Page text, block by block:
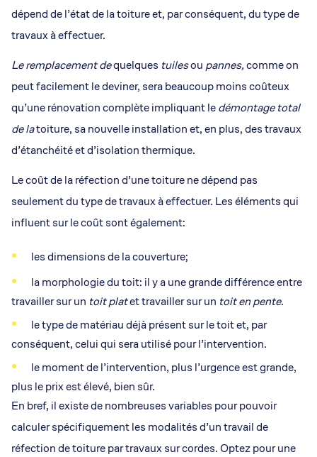
dépend de l’état de la toiture et, par conséquent, du type de
travaux à effectuer.
Le remplacement dequelques tuilesou pannes,comme on
peut facilement le deviner, sera beaucoup moins coûteux
qu’une rénovation complète impliquant ledémontage total
de latoiture, sa nouvelle installation et, en plus, des travaux
d’étanchéité et d’isolation thermique.
Le coût de la réfection d’une toiture ne dépend pas
seulement du type de travaux à effectuer. Les éléments qui
influent sur le coût sont également:
les dimensions de la couverture;
la morphologie du toit: il y a une grande différence entre
travailler sur un toit platet travailler sur un toit en pente.
le type de matériau déjà présent sur le toit et, par
conséquent, celui qui sera utilisé pour l’intervention.
le moment de l’intervention, plus l’urgence est grande,
plus le prix est élevé, bien sûr.
En bref, il existe de nombreuses variables pour pouvoir
calculer spécifiquement les modalités d’un travail de
réfection de toiture par travaux sur cordes. Optez pour une